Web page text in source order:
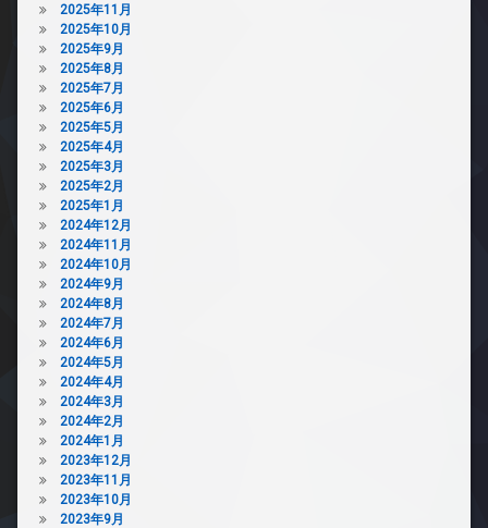
2025年11月
2025年10月
2025年9月
2025年8月
2025年7月
2025年6月
2025年5月
2025年4月
2025年3月
2025年2月
2025年1月
2024年12月
2024年11月
2024年10月
2024年9月
2024年8月
2024年7月
2024年6月
2024年5月
2024年4月
2024年3月
2024年2月
2024年1月
2023年12月
2023年11月
2023年10月
2023年9月